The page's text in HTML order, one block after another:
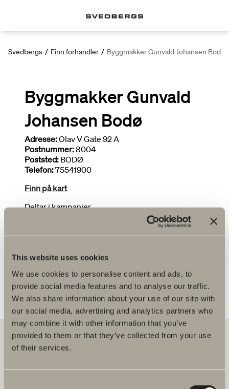
This website uses cookies
We use cookies to personalise content and ads, to
provide social media features and to analyse our traffic.
We also share information about your use of our site with
our social media, advertising and analytics partners who
may combine it with other information that you’ve
provided to them or that they’ve collected from your use
of their services.
Svedbergs / Finn forhandler / Byggmakker Gunvald Johansen Bodø
Byggmakker Gunvald
Johansen Bodø
Adresse:Olav V Gate 92 A
Postnummer:8004
Poststed: BODØ
Telefon:75541900
Finn på kart
Deltar i kampanjer
servanter og blandebatterier til dusjer, badekar, håndkletørkere og